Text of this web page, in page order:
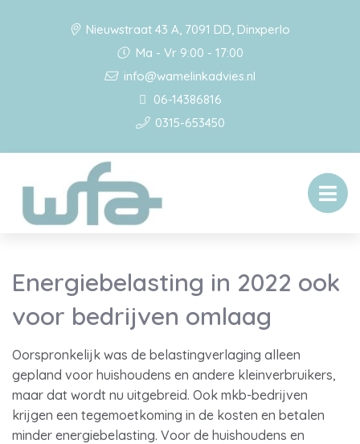
Nieuwstraat 43 A, 7091 DD, Dinxperlo
Ma - Vr 9:00 - 17:00
info@wamelinkadvies.nl
06-14386816
0315-653450
Energiebelasting in 2022 ook
voor bedrijven omlaag
Oorspronkelijk was de belastingverlaging alleen
gepland voor huishoudens en andere kleinverbruikers,
maar dat wordt nu uitgebreid. Ook mkb-bedrijven
krijgen een tegemoetkoming in de kosten en betalen
minder energiebelasting. Voor de huishoudens en